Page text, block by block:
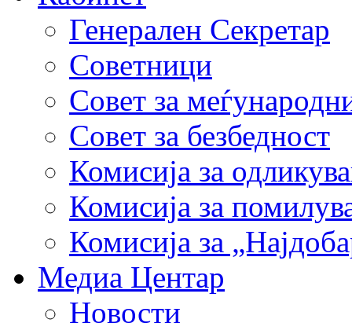
Генерален Секретар
Советници
Совет за
Совет за безбедност
Комисија за
Комисија за
Комисија за
Медиа Центар
Новости